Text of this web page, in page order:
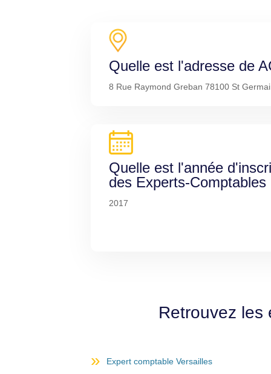
Quelle est l'adresse de
8 Rue Raymond Greban 78100 St
Quelle est l'année
des Experts-Comptables
2017
Retrouvez les
Expert comptable Versailles